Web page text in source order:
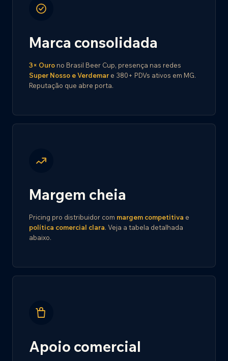
Marca consolidada
3× Ouro no Brasil Beer Cup, presença nas redes
Super Nosso e Verdemar e 380+ PDVs ativos em MG.
Reputação que abre porta.
Margem cheia
Pricing pro distribuidor com margem competitiva e
política comercial clara. Veja a tabela detalhada
abaixo.
Apoio comercial